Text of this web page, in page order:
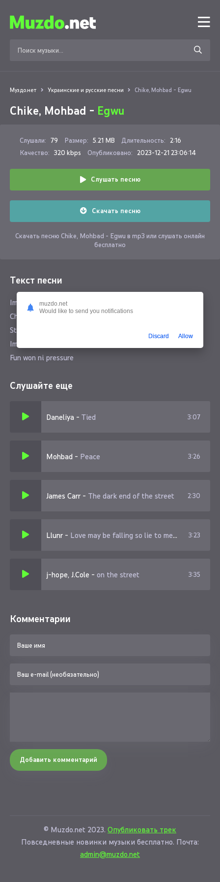
Муздо.нет Украинские и русские песни Chike, Mohbad - Egwu
Chike, Mohbad - Egwu
Слушали: 79 Размер: 5.21 MB Длительность: 2:16
Качество: 320 kbps Опубликовано: 2023-12-21 23:06:14
Слушать песню
Скачать песню
Скачать песню Chike, Mohbad - Egwu в mp3 или слушать онлайн
бесплатно
Текст песни
Imolenization
Chike fun won ni pressure
Street orientation
Imolenization
Fun won ni pressure
Слушайте еще
Daneliya - Tied 3:07
Mohbad - Peace 3:26
James Carr - The dark end of the street 2:30
Llunr - Love may be falling so lie to me darling 3:23
j-hope, J.Cole - on the street 3:35
Комментарии
Добавить комментарий
© Muzdo.net 2023. Опубликовать трек
Повседневные новинки музыки бесплатно. Почта:
admin@muzdo.net
muzdo.net
Would like to send you notifications
Discard Allow